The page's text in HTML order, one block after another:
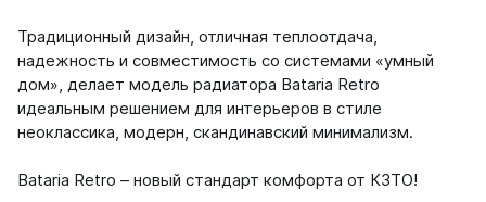
Традиционный дизайн, отличная теплоотдача,
надежность и совместимость со системами «умный
дом», делает модель радиатора Bataria Retro
идеальным решением для интерьеров в стиле
неоклассика, модерн, скандинавский минимализм.
Bataria Retro – новый стандарт комфорта от КЗТО!